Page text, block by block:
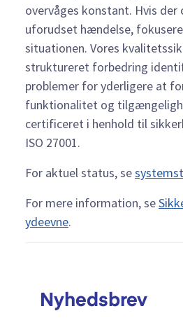
overvåges konstant. Hvis der
uforudset hændelse,
situationen. Vores
struktureret forbedring
problemer for yderligere at
funktionalitet og
certificeret i henhold til
ISO 27001.
For aktuel status, se
For mere information, se
ydeevne.
Nyhedsbrev